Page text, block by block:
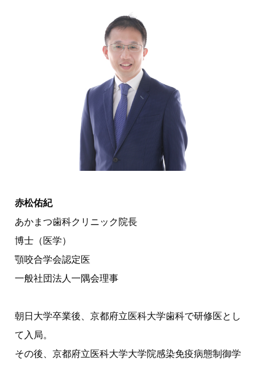
赤松佑紀
あかまつ歯科クリニック院長
博士（医学）
顎咬合学会認定医
一般社団法人一隅会理事
朝日大学卒業後、京都府立医科大学歯科で研修医とし
て入局。
その後、京都府立医科大学大学院感染免疫病態制御学